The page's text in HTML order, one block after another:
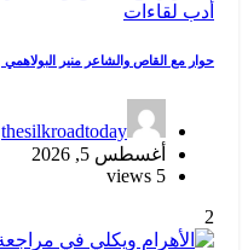
أدب لقاءات
حوار مع القاص والشاعر منير البولاهمي
thesilkroadtoday
أغسطس 5, 2026
5 views
2